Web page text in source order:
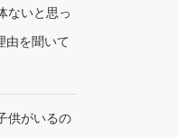
ないと思っ
由を聞いて
供がいるの